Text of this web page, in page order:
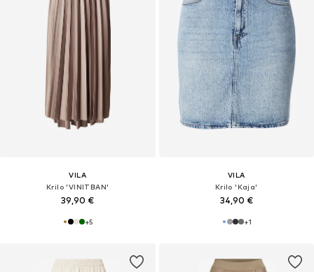
VILA
Krilo 'VINITBAN'
39,90 €
+5
VILA
Krilo 'Kaja'
34,90 €
+1